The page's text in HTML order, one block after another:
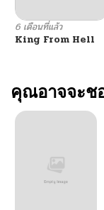
ตอนที่ 76
ตอนที่ 75
ตอนที่ 74
6 เดือนที่แล้ว
King From Hell
คุณอาจจะช